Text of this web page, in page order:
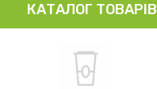
КАТАЛОГ ТОВАРІВ